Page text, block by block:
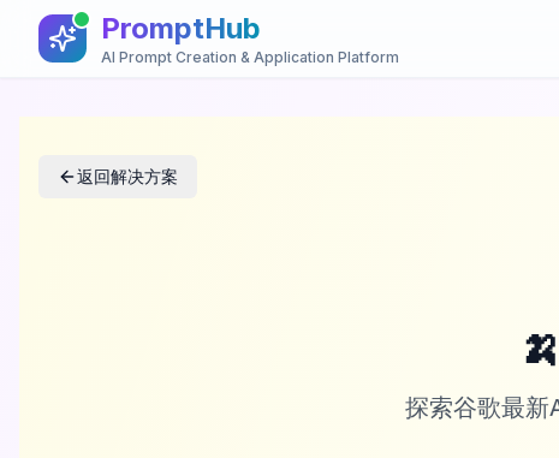
PromptHub
AI Prompt Creation & Application Platform
返回解决方案
探索谷歌最新